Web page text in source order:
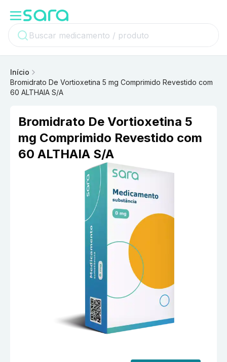
Início
Bromidrato De Vortioxetina 5 mg Comprimido Revestido com
60 ALTHAIA S/A
Bromidrato De Vortioxetina 5
mg Comprimido Revestido com
60 ALTHAIA S/A